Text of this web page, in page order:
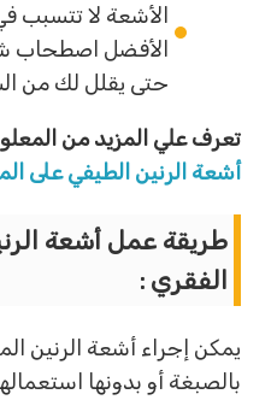
الأشعة لا تتسبب
الأفضل اصطحاب
حتى يقلل لك من
تعرف علي المزيد من
أشعة الرنين الطيفي على المخ
طريقة عمل أشعة
الفقري :
يمكن إجراء أشعة الرنين
بالصبغة أو بدونها